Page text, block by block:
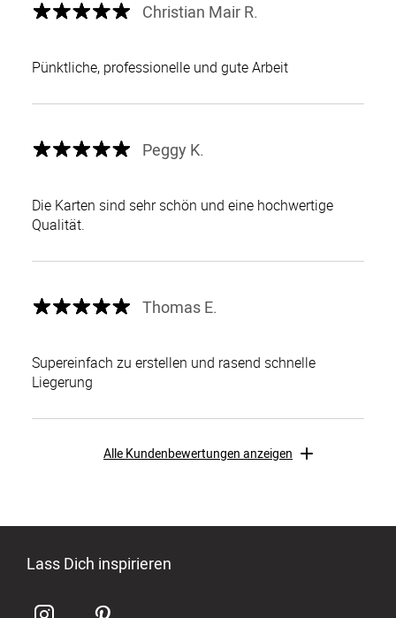
Christian Mair R.
Pünktliche, professionelle und gute Arbeit
Peggy K.
Die Karten sind sehr schön und eine hochwertige
Qualität.
Thomas E.
Supereinfach zu erstellen und rasend schnelle
Liegerung
Alle Kundenbewertungen anzeigen
Lass Dich inspirieren